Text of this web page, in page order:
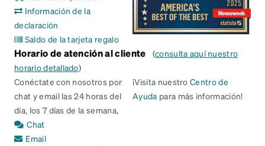
Información de la
declaración
Saldo de la tarjeta regalo
Horario de atención al cliente (consulta aquí nuestro
horario detallado)
Conéctate con nosotros por
chat y email las 24 horas del
día, los 7 días de la semana,
Chat
Email
¡Visita nuestroCentro de
Ayuda para más información!